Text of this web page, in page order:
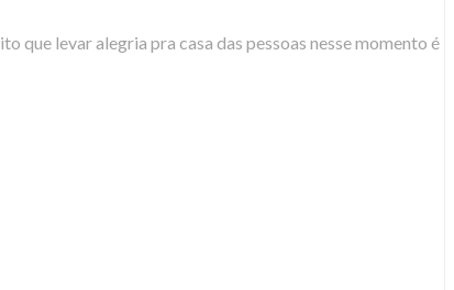
que levar alegria pra casa das pessoas nesse momento é